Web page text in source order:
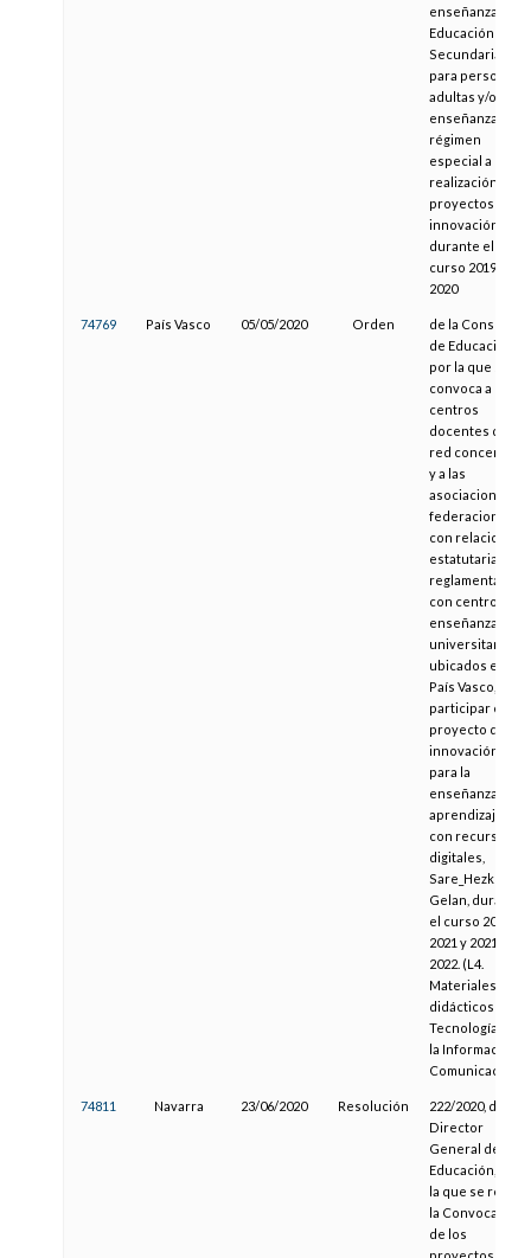
enseñanzas de
Educación
Secundaria
para personas
adultas y/o
enseñanzas de
régimen
especial a la
realización de
proyectos de
innovación
durante el
curso 2019-
2020
74769 País Vasco 05/05/2020 Orden
de la Consejera
de Educación,
por la que se
convoca a los
centros
docentes de la
red concertada
y a las
asociaciones y
federaciones
con relaciones
estatutarias o
reglamentarias
con centros de
enseñanza no
universitaria
ubicados en el
País Vasco, a
participar en el
proyecto de
innovación
para la
enseñanza
aprendizaje
con recursos
digitales,
Sare_Hezkuntza
Gelan, durante
el curso 2020-
2021 y 2021-
2022. (L4.
Materiales
didácticos y
Tecnologías de
la Información y
Comunicación)
74811 Navarra 23/06/2020 Resolución
222/2020, del
Director
General de
Educación, por
la que se regula
la Convocatoria
de los